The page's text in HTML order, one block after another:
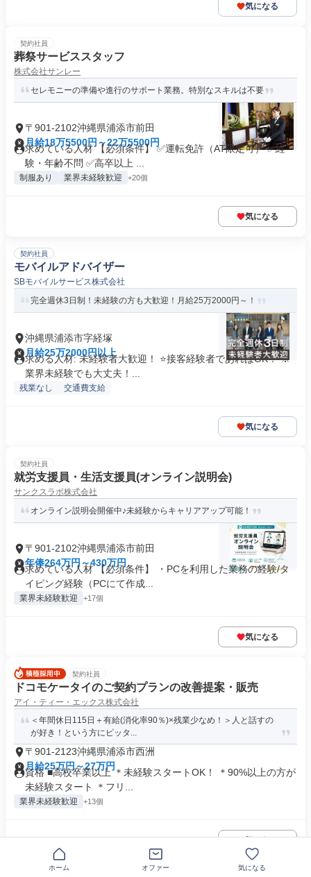
気になる
契約社員
葬祭サービススタッフ
株式会社サンレー
セレモニーの準備や進行のサポート業務。特別なスキルは不要
〒901-2102沖縄県浦添市前田
月給18万5500円～22万5500円
求めている人材 【必須条件】 ✅運転免許（AT限定可） ✅経
験・年齢不問 ✅高卒以上 ...
制服あり 業界未経験歓迎 +20個
気になる
契約社員
モバイルアドバイザー
SBモバイルサービス株式会社
完全週休3日制！未経験の方も大歓迎！月給25万2000円～！
沖縄県浦添市字経塚
月給25万2000円以上
求める人材: 未経験者大歓迎！ ⭐接客経験者であればOK！ ※
業界未経験でも大丈夫！...
残業なし 交通費支給
気になる
契約社員
就労支援員・生活支援員(オンライン説明会)
サンクスラボ株式会社
オンライン説明会開催中♪未経験からキャリアアップ可能！
〒901-2102沖縄県浦添市前田
年俸264万円～430万円
求めている人材 【必須条件】 ・PCを利用した業務の経験/タ
イピング経験（PCにて作成...
業界未経験歓迎 +17個
気になる
契約社員
ドコモケータイのご契約プランの改善提案・販売
アイ・ティー・エックス株式会社
＜年間休日115日＋有給(消化率90％)×残業少なめ！＞人と話すの
が好き！という方にピッタ...
〒901-2123沖縄県浦添市西洲
月給25万円～27万円
資格 ■高校卒業以上 ＊未経験スタートOK！ ＊90%以上の方が
未経験スタート ＊フリ...
業界未経験歓迎 +13個
気になる
ホーム オファー 気になる